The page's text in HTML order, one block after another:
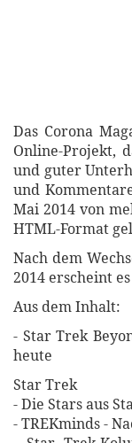
Das Corona
Online-Projekt,
und guter
und
Mai 2014 von
HTML-Format
Nach dem
2014 erscheint
Aus dem Inhalt:
- Star Trek
heute
Star Trek
- Die Stars aus
- TREKminds -